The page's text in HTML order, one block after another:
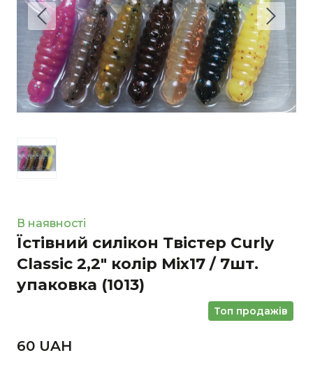
В наявності
Їстівний силікон Твістер Curly
Classic 2,2" колір Mix17 / 7шт.
упаковка (1013)
Топ продажів
60 UAН